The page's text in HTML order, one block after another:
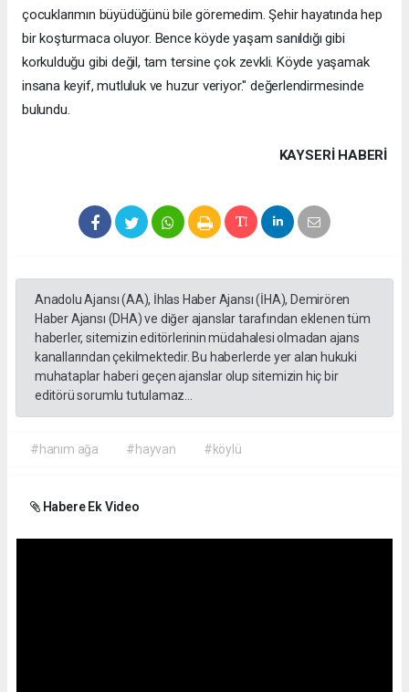
çocuklarımın büyüdüğünü bile göremedim. Şehir hayatında hep
bir koşturmaca oluyor. Bence köyde yaşam sanıldığı gibi
korkulduğu gibi değil, tam tersine çok zevkli. Köyde yaşamak
insana keyif, mutluluk ve huzur veriyor." değerlendirmesinde
bulundu.
KAYSERI HABERİ
Anadolu Ajansı (AA), İhlas Haber Ajansı (İHA), Demirören
Haber Ajansı (DHA) ve diğer ajanslar tarafından eklenen tüm
haberler, sitemizin editörlerinin müdahalesi olmadan ajans
kanallarından çekilmektedir. Bu haberlerde yer alan hukuki
muhataplar haberi geçen ajanslar olup sitemizin hiç bir
editörü sorumlu tutulamaz...
#hanım ağa #hayvan #köylü
Habere Ek Video